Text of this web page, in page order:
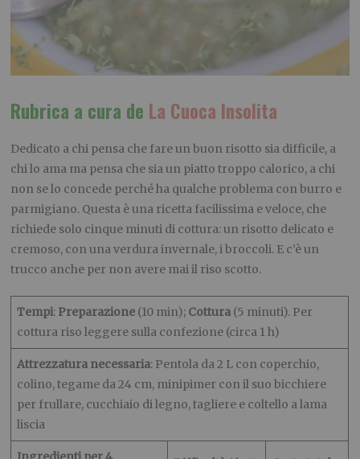
Rubrica a cura de La Cuoca Insolita
Dedicato a chi pensa che fare un buon risotto sia difficile, a
chi lo ama ma pensa che sia un piatto troppo calorico, a chi
non se lo concede perché ha qualche problema con burro e
parmigiano. Questa è una ricetta facilissima e veloce, che
richiede solo cinque minuti di cottura: un risotto delicato e
cremoso, con una verdura invernale, i broccoli. E c’è un
trucco anche per non avere mai il riso scotto.
Tempi: Preparazione (10 min); Cottura (5 minuti). Per
cottura riso leggere sulla confezione (circa 1 h)
Attrezzatura necessaria: Pentola da 2 L con coperchio,
colino, tegame da 24 cm, minipimer con il suo bicchiere
per frullare, cucchiaio di legno, tagliere e coltello a lama
liscia